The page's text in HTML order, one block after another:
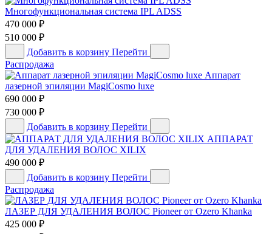
Многофункциональная система IPL ADSS
470 000 ₽
510 000 ₽
Добавить в корзину Перейти
Распродажа
Аппарат
лазерной эпиляции MagiCosmo luxe
690 000 ₽
730 000 ₽
Добавить в корзину Перейти
АППАРАТ
ДЛЯ УДАЛЕНИЯ ВОЛОС XILIX
490 000 ₽
Добавить в корзину Перейти
Распродажа
ЛАЗЕР ДЛЯ УДАЛЕНИЯ ВОЛОС Pioneer от Ozero Khanka
425 000 ₽